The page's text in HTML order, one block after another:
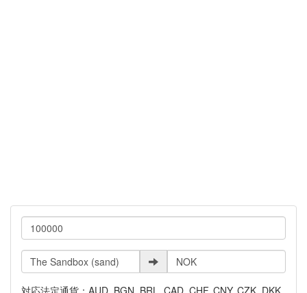
対応法定通貨：AUD, BGN, BRL, CAD, CHF, CNY, CZK, DKK,